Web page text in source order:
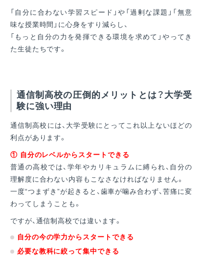
「自分に合わない学習スピード」や「過剰な課題」「無意
味な授業時間」に心身をすり減らし、
「もっと自分の力を発揮できる環境を求めて」やってき
た生徒たちです。
通信制高校の圧倒的メリットとは？大学受
験に強い理由
通信制高校には、大学受験にとってこれ以上ないほどの
利点があります。
① 自分のレベルからスタートできる
普通の高校では、学年やカリキュラムに縛られ、自分の
理解度に合わない内容もこなさなければなりません。
一度“つまずき”が起きると、歯車が噛み合わず、苦痛に変
わってしまうことも。
ですが、通信制高校では違います。
自分の今の学力からスタートできる
必要な教科に絞って集中できる